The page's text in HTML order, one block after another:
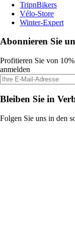
TripnBikers
Vélo-Store
Winter-Expert
Abonnieren Sie
Profitieren Sie von
anmelden
Bleiben Sie in
Folgen Sie uns in den